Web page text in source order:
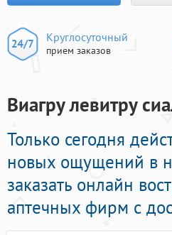
Круглосуточный
прием заказов
Виагру левитру
Только сегодня
новых ощущений в
заказать онлайн
аптечных фирм с